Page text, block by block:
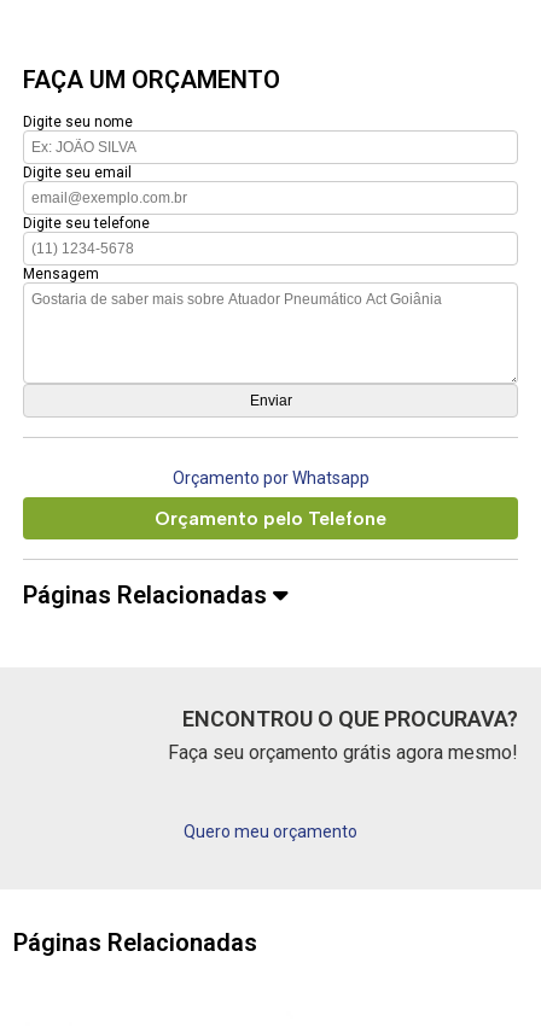
FAÇA UM ORÇAMENTO
Digite seu nome
Digite seu email
Digite seu telefone
Mensagem
Orçamento por Whatsapp
Orçamento pelo Telefone
Páginas Relacionadas
ENCONTROU O QUE PROCURAVA?
Faça seu orçamento grátis agora mesmo!
Quero meu orçamento
Páginas Relacionadas